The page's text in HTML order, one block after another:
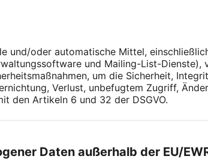
und/oder automatische Mittel,
und Mailing-List-Dienste),
um die Sicherheit,
Verlust, unbefugtem Zugriff,
den Artikeln 6 und 32 der DSGVO.
Daten außerhalb der EU/